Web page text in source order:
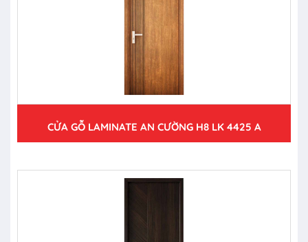
CỬA GỖ LAMINATE AN CƯỜNG H8 LK 4425 A